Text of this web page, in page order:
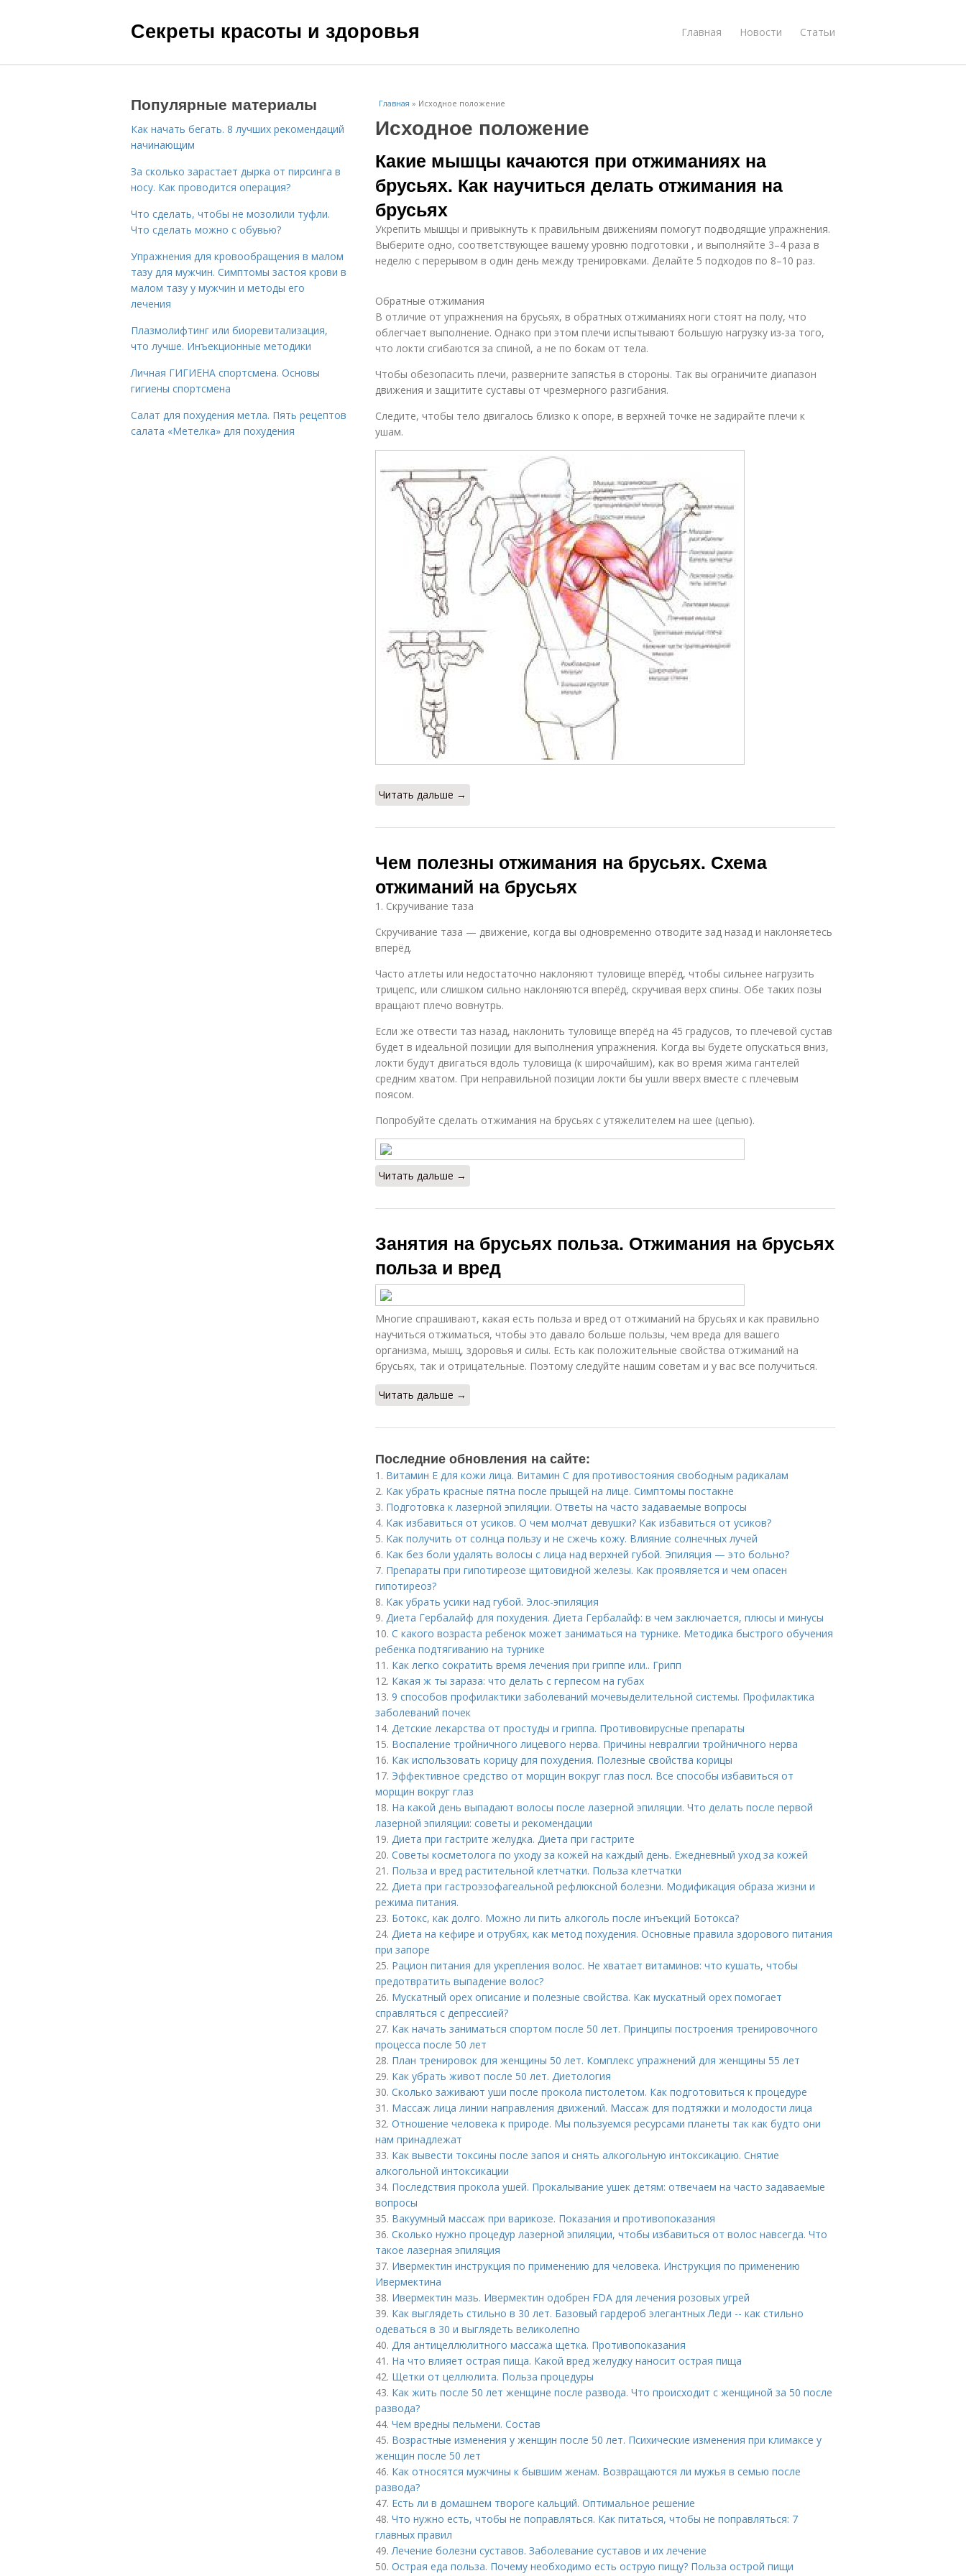
Секреты красоты и здоровья Главная Новости Статьи
Главная » Исходное положение
Исходное положение
Какие мышцы качаются при отжиманиях на
брусьях. Как научиться делать отжимания на
брусьях
Укрепить мышцы и привыкнуть к правильным движениям помогут подводящие упражнения.
Выберите одно, соответствующее вашему уровню подготовки , и выполняйте 3–4 раза в
неделю с перерывом в один день между тренировками. Делайте 5 подходов по 8–10 раз.
Обратные отжимания
В отличие от упражнения на брусьях, в обратных отжиманиях ноги стоят на полу, что
облегчает выполнение. Однако при этом плечи испытывают большую нагрузку из‑за того,
что локти сгибаются за спиной, а не по бокам от тела.
Чтобы обезопасить плечи, разверните запястья в стороны. Так вы ограничите диапазон
движения и защитите суставы от чрезмерного разгибания.
Следите, чтобы тело двигалось близко к опоре, в верхней точке не задирайте плечи к
ушам.
Читать дальше →
Чем полезны отжимания на брусьях. Схема
отжиманий на брусьях
1. Скручивание таза
Скручивание таза — движение, когда вы одновременно отводите зад назад и наклоняетесь
вперёд.
Часто атлеты или недостаточно наклоняют туловище вперёд, чтобы сильнее нагрузить
трицепс, или слишком сильно наклоняются вперёд, скручивая верх спины. Обе таких позы
вращают плечо вовнутрь.
Если же отвести таз назад, наклонить туловище вперёд на 45 градусов, то плечевой сустав
будет в идеальной позиции для выполнения упражнения. Когда вы будете опускаться вниз,
локти будут двигаться вдоль туловища (к широчайшим), как во время жима гантелей
средним хватом. При неправильной позиции локти бы ушли вверх вместе с плечевым
поясом.
Попробуйте сделать отжимания на брусьях с утяжелителем на шее (цепью).
Читать дальше →
Занятия на брусьях польза. Отжимания на брусьях
польза и вред
Многие спрашивают, какая есть польза и вред от отжиманий на брусьях и как правильно
научиться отжиматься, чтобы это давало больше пользы, чем вреда для вашего
организма, мышц, здоровья и силы. Есть как положительные свойства отжиманий на
брусьях, так и отрицательные. Поэтому следуйте нашим советам и у вас все получиться.
Читать дальше →
Последние обновления на сайте:
1. Витамин Е для кожи лица. Витамин С для противостояния свободным радикалам
2. Как убрать красные пятна после прыщей на лице. Симптомы постакне
3. Подготовка к лазерной эпиляции. Ответы на часто задаваемые вопросы
4. Как избавиться от усиков. О чем молчат девушки? Как избавиться от усиков?
5. Как получить от солнца пользу и не сжечь кожу. Влияние солнечных лучей
6. Как без боли удалять волосы с лица над верхней губой. Эпиляция — это больно?
7. Препараты при гипотиреозе щитовидной железы. Как проявляется и чем опасен
гипотиреоз?
8. Как убрать усики над губой. Элос-эпиляция
9. Диета Гербалайф для похудения. Диета Гербалайф: в чем заключается, плюсы и минусы
10. С какого возраста ребенок может заниматься на турнике. Методика быстрого обучения
ребенка подтягиванию на турнике
11. Как легко сократить время лечения при гриппе или.. Грипп
12. Какая ж ты зараза: что делать с герпесом на губах
13. 9 способов профилактики заболеваний мочевыделительной системы. Профилактика
заболеваний почек
14. Детские лекарства от простуды и гриппа. Противовирусные препараты
15. Воспаление тройничного лицевого нерва. Причины невралгии тройничного нерва
16. Как использовать корицу для похудения. Полезные свойства корицы
17. Эффективное средство от морщин вокруг глаз посл. Все способы избавиться от
морщин вокруг глаз
18. На какой день выпадают волосы после лазерной эпиляции. Что делать после первой
лазерной эпиляции: советы и рекомендации
19. Диета при гастрите желудка. Диета при гастрите
20. Советы косметолога по уходу за кожей на каждый день. Ежедневный уход за кожей
21. Польза и вред растительной клетчатки. Польза клетчатки
22. Диета при гастроэзофагеальной рефлюксной болезни. Модификация образа жизни и
режима питания.
23. Ботокс, как долго. Можно ли пить алкоголь после инъекций Ботокса?
24. Диета на кефире и отрубях, как метод похудения. Основные правила здорового питания
при запоре
25. Рацион питания для укрепления волос. Не хватает витаминов: что кушать, чтобы
предотвратить выпадение волос?
26. Мускатный орех описание и полезные свойства. Как мускатный орех помогает
справляться с депрессией?
27. Как начать заниматься спортом после 50 лет. Принципы построения тренировочного
процесса после 50 лет
28. План тренировок для женщины 50 лет. Комплекс упражнений для женщины 55 лет
29. Как убрать живот после 50 лет. Диетология
30. Сколько заживают уши после прокола пистолетом. Как подготовиться к процедуре
31. Массаж лица линии направления движений. Массаж для подтяжки и молодости лица
32. Отношение человека к природе. Мы пользуемся ресурсами планеты так как будто они
нам принадлежат
33. Как вывести токсины после запоя и снять алкогольную интоксикацию. Снятие
алкогольной интоксикации
34. Последствия прокола ушей. Прокалывание ушек детям: отвечаем на часто задаваемые
вопросы
35. Вакуумный массаж при варикозе. Показания и противопоказания
36. Сколько нужно процедур лазерной эпиляции, чтобы избавиться от волос навсегда. Что
такое лазерная эпиляция
37. Ивермектин инструкция по применению для человека. Инструкция по применению
Ивермектина
38. Ивермектин мазь. Ивермектин одобрен FDA для лечения розовых угрей
39. Как выглядеть стильно в 30 лет. Базовый гардероб элегантных Леди -- как стильно
одеваться в 30 и выглядеть великолепно
40. Для антицеллюлитного массажа щетка. Противопоказания
41. На что влияет острая пища. Какой вред желудку наносит острая пища
42. Щетки от целлюлита. Польза процедуры
43. Как жить после 50 лет женщине после развода. Что происходит с женщиной за 50 после
развода?
44. Чем вредны пельмени. Состав
45. Возрастные изменения у женщин после 50 лет. Психические изменения при климаксе у
женщин после 50 лет
46. Как относятся мужчины к бывшим женам. Возвращаются ли мужья в семью после
развода?
47. Есть ли в домашнем твороге кальций. Оптимальное решение
48. Что нужно есть, чтобы не поправляться. Как питаться, чтобы не поправляться: 7
главных правил
49.Лечение болезни суставов. Заболевание суставов и их лечение
50. Острая еда польза. Почему необходимо есть острую пищу? Польза острой пищи
Популярные материалы
Как начать бегать. 8 лучших рекомендаций
начинающим
За сколько зарастает дырка от пирсинга в
носу. Как проводится операция?
Что сделать, чтобы не мозолили туфли.
Что сделать можно с обувью?
Упражнения для кровообращения в малом
тазу для мужчин. Симптомы застоя крови в
малом тазу у мужчин и методы его
лечения
Плазмолифтинг или биоревитализация,
что лучше. Инъекционные методики
Личная ГИГИЕНА спортсмена. Основы
гигиены спортсмена
Салат для похудения метла. Пять рецептов
салата «Метелка» для похудения